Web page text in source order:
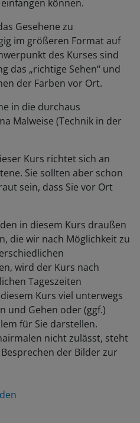
können.
Gesehene zu
im größeren Format auf
des Kurses sind
das „richtige Sehen“ und
der Farben vor Ort.
in die durchaus
Malweise (Technik in der
Kurs richtet sich an
Sie sollten aber schon
sein, dass Sie vor Ort
in diesem Kurs draußen
die wir nach Möglichkeit zu
wird der Kurs nach
Tageszeiten
Kurs viel unterwegs
und Gehen oder (ggf.)
für Sie darstellen.
nicht zulässt, steht
der Bilder zur